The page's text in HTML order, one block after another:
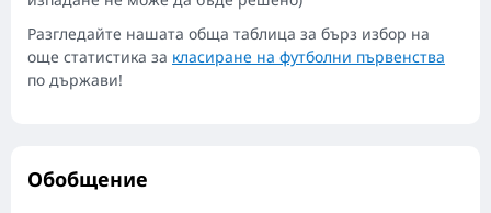
Разгледайте нашата обща таблица за бърз избор на
още статистика за класиране на футболни първенства
по държави!
Обобщение